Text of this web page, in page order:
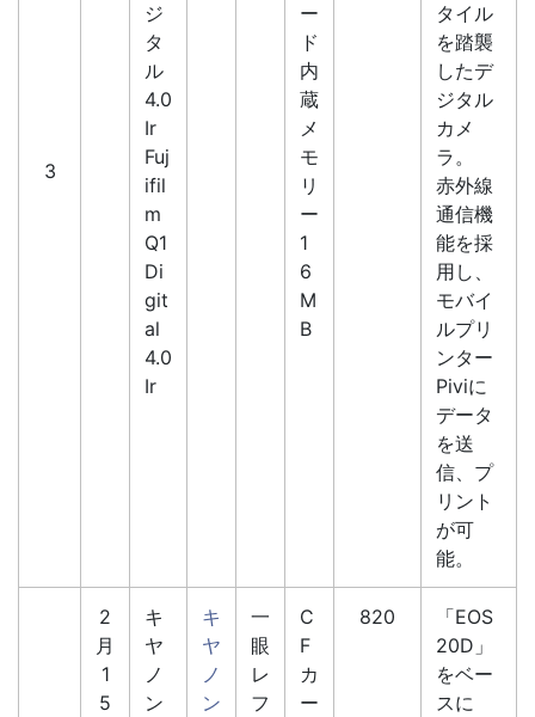
3
ジ
タ
ル
4.0
Ir
Fuj
ifil
m
Q1
Di
git
al
4.0
Ir
ー
ド
内
蔵
メ
モ
リ
ー
1
6
M
B
タイル
を踏襲
したデ
ジタル
カメ
ラ。
赤外線
通信機
能を採
用し、
モバイ
ルプリ
ンター
Piviに
データ
を送
信、プ
リント
が可
能。
2
月
1
5
キ
ヤ
ノ
ン
キ
ヤ
ノ
ン
一
眼
レ
フ
C
F
カ
ー
820
「EOS
20D」
をベー
スに